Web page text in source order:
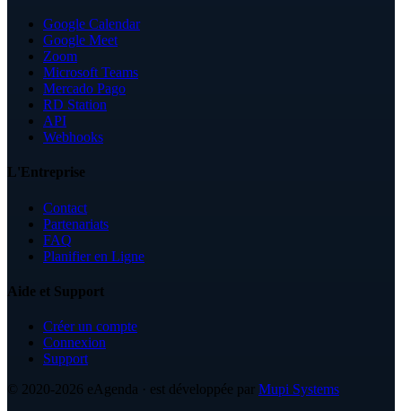
Google Calendar
Google Meet
Zoom
Microsoft Teams
Mercado Pago
RD Station
API
Webhooks
L'Entreprise
Contact
Partenariats
FAQ
Planifier en Ligne
Aide et Support
Créer un compte
Connexion
Support
© 2020-2026 eAgenda · est développée par Mupi Systems